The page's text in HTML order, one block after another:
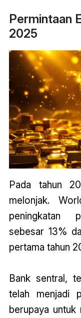
Permintaan
2025
Pada tahun
melonjak.
peningkatan
sebesar 13%
pertama tahun
Bank sentral,
telah menjadi
berupaya untuk